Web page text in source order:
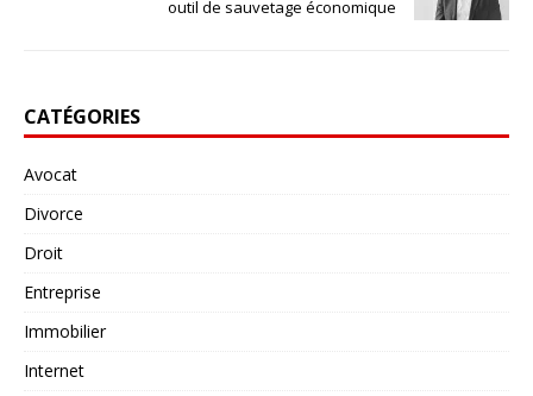
outil de sauvetage économique
CATÉGORIES
Avocat
Divorce
Droit
Entreprise
Immobilier
Internet